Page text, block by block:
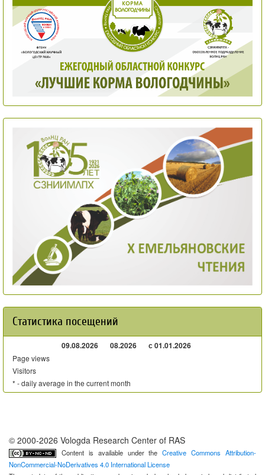
Статистика посещений
09.08.2026 08.2026 с 01.01.2026
Page views
Visitors
* - daily average in the current month
© 2000-2026 Vologda Research Center of RAS
Content is available under theCreative Commons Attribution-
NonCommercial-NoDerivatives 4.0 International License